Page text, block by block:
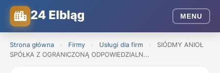
24 Elbląg MENU
Strona główna › Firmy › Usługi dla firm ›
SIÓDMY ANIOŁ
SPÓŁKA Z OGRANICZONĄ ODPOWIEDZIALN...